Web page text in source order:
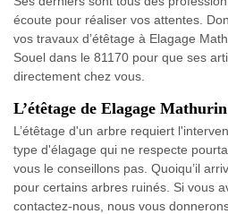
écoute pour réaliser vos attentes.
vos travaux d’étêtage à Elagage
Souel dans le 81170 pour que ses
directement chez vous.
L’étêtage de Elagage Mathurin
L’étêtage d'un arbre requiert
type d'élagage qui ne respecte
vous le conseillons pas. Quoiqu’il
pour certains arbres ruinés. Si vous
contactez-nous, nous vous